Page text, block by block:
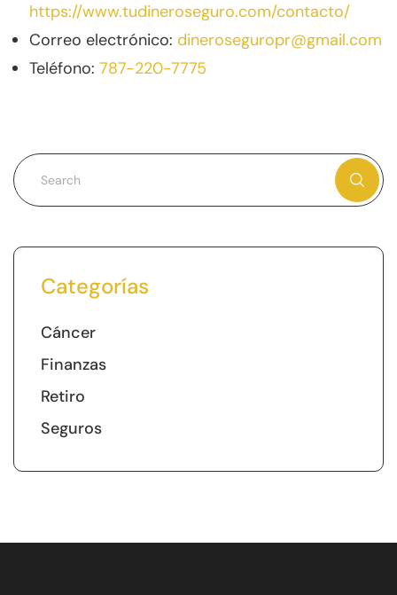
https://www.tudineroseguro.com/contacto/
Correo electrónico: dineroseguropr@gmail.com
Teléfono: 787-220-7775
Categorías
Cáncer
Finanzas
Retiro
Seguros